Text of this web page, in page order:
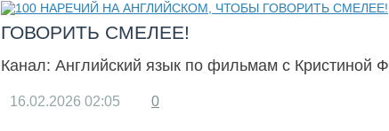
ГОВОРИТЬ СМЕЛЕЕ!
Канал: Английский язык по фильмам с Кристиной
16.02.2026 02:05 0